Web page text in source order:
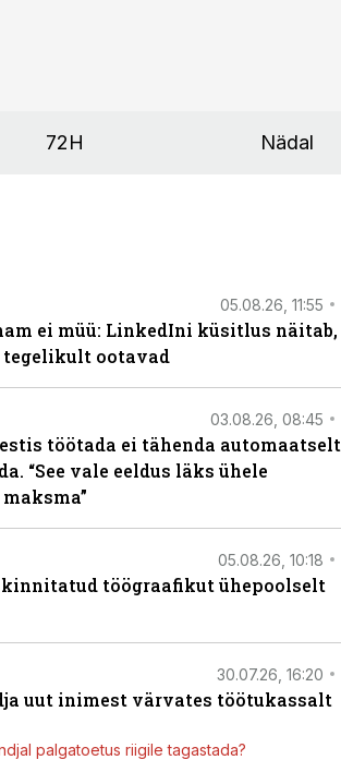
72H Nädal
05.08.26, 11:55
ei müü: LinkedIni küsitlus näitab,
ootavad
03.08.26, 08:45
töötada ei tähenda automaatselt
“See vale eeldus läks ühele
05.08.26, 10:18
kinnitatud töögraafikut ühepoolselt
30.07.26, 16:20
uut inimest värvates töötukassalt
palgatoetus riigile tagastada?